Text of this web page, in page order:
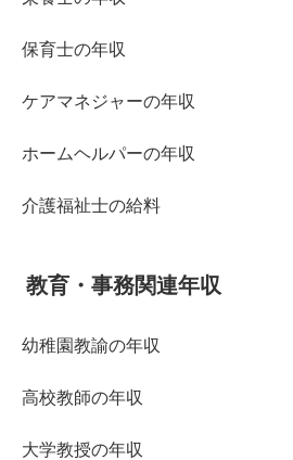
保育士の年収
ケアマネジャーの年収
ホームヘルパーの年収
介護福祉士の給料
教育・事務関連年収
幼稚園教諭の年収
高校教師の年収
大学教授の年収